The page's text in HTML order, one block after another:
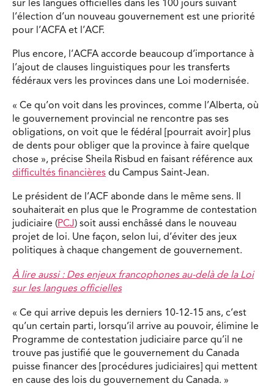
sur les langues officielles dans les 100 jours suivant
l’élection d’un nouveau gouvernement est une priorité
pour l’ACFA et l’ACF.
Plus encore, l’ACFA accorde beaucoup d’importance à
l’ajout de clauses linguistiques pour les transferts
fédéraux vers les provinces dans une Loi modernisée.
« Ce qu’on voit dans les provinces, comme l’Alberta, où
le gouvernement provincial ne rencontre pas ses
obligations, on voit que le fédéral [pourrait avoir] plus
de dents pour obliger que la province à faire quelque
chose », précise Sheila Risbud en faisant référence aux
difficultés financières du Campus Saint-Jean.
Le président de l’ACF abonde dans le même sens. Il
souhaiterait en plus que le Programme de contestation
judiciaire (PCJ) soit aussi enchâssé dans le nouveau
projet de loi. Une façon, selon lui, d’éviter des jeux
politiques à chaque changement de gouvernement.
À lire aussi : Des enjeux francophones au-delà de la Loi
sur les langues officielles
« Ce qui arrive depuis les derniers 10-12-15 ans, c’est
qu’un certain parti, lorsqu’il arrive au pouvoir, élimine le
Programme de contestation judiciaire parce qu’il ne
trouve pas justifié que le gouvernement du Canada
puisse financer des [procédures judiciaires] qui mettent
en cause des lois du gouvernement du Canada. »